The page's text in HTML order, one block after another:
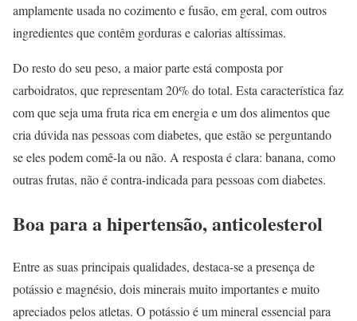
amplamente usada no cozimento e fusão, em geral, com outros
ingredientes que contêm gorduras e calorias altíssimas.
Do resto do seu peso, a maior parte está composta por
carboidratos, que representam 20% do total. Esta característica faz
com que seja uma fruta rica em energia e um dos alimentos que
cria dúvida nas pessoas com diabetes, que estão se perguntando
se eles podem comê-la ou não. A resposta é clara: banana, como
outras frutas, não é contra-indicada para pessoas com diabetes.
Boa para a hipertensão, anticolesterol
Entre as suas principais qualidades, destaca-se a presença de
potássio e magnésio, dois minerais muito importantes e muito
apreciados pelos atletas. O potássio é um mineral essencial para